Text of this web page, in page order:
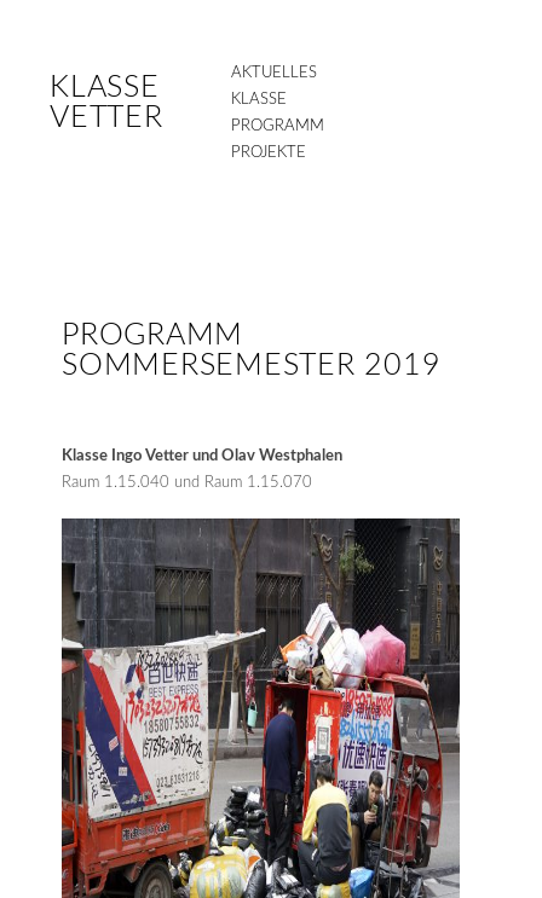
KLASSE
VETTER
AKTUELLES
KLASSE
PROGRAMM
PROJEKTE
PROGRAMM
SOMMERSEMESTER 2019
Klasse Ingo Vetter und Olav Westphalen
Raum 1.15.040 und Raum 1.15.070